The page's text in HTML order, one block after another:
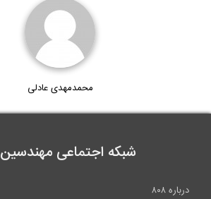
محمدمهدی عادلی
شبکه اجتماعی مهندسین 808
درباره ۸۰۸